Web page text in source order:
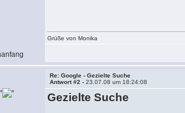
Grüße von Monika
Re: Google - Gezielte Suche
Antwort #2 -23.07.08 um 18:24:08
Gezielte Suche